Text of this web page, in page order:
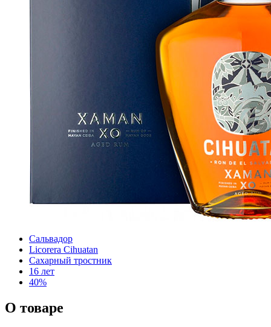
Сальвадор
Licorera Cihuatan
Сахарный тростник
16 лет
40%
О товаре